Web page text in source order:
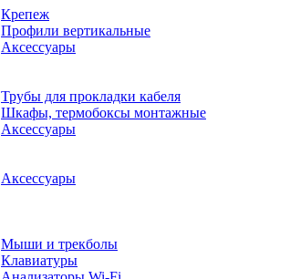
Крепеж
Профили вертикальные
Аксессуары
Трубы для прокладки кабеля
Шкафы, термобоксы монтажные
Аксессуары
Аксессуары
Мыши и трекболы
Клавиатуры